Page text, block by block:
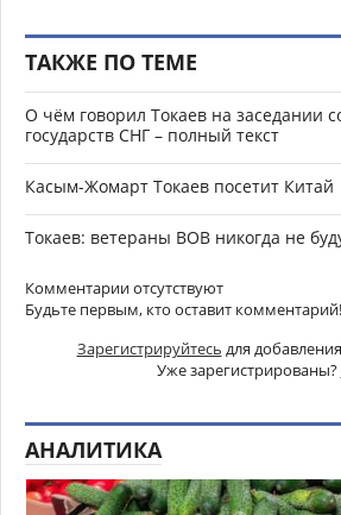
ТАКЖЕ ПО ТЕМЕ
О чём говорил Токаев на заседании
государств СНГ – полный текст
Касым-Жомарт Токаев посетит Китай
Токаев: ветераны ВОВ никогда не
Комментарии отсутствуют
Будьте первым, кто оставит комментарий!
Зарегистрируйтесь для
Уже зарегистрированы?
АНАЛИТИКА